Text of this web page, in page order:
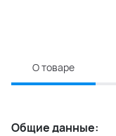
О товаре
Общие данные: